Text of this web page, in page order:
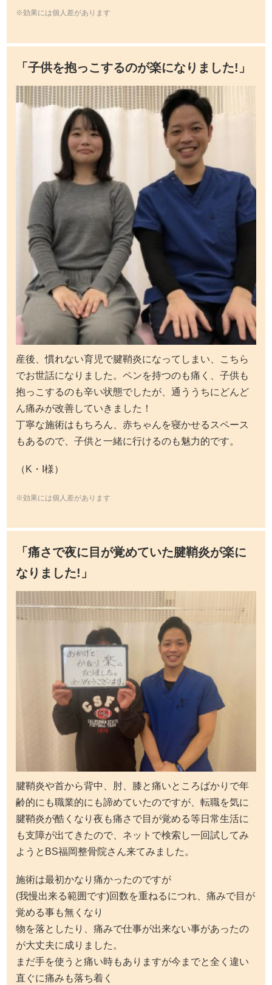
※効果には個人差があります
「子供を抱っこするのが楽になりました!」
産後、慣れない育児で腱鞘炎になってしまい、こちら
でお世話になりました。ペンを持つのも痛く、子供も
抱っこするのも辛い状態でしたが、通ううちにどんど
ん痛みが改善していきました！
丁寧な施術はもちろん、赤ちゃんを寝かせるスペース
もあるので、子供と一緒に行けるのも魅力的です。
（K・I様）
※効果には個人差があります
「痛さで夜に目が覚めていた腱鞘炎が楽に
なりました!」
腱鞘炎や首から背中、肘、膝と痛いところばかりで年
齢的にも職業的にも諦めていたのですが、転職を気に
腱鞘炎が酷くなり夜も痛さで目が覚める等日常生活に
も支障が出てきたので、ネットで検索し一回試してみ
ようとBS福岡整骨院さん来てみました。
施術は最初かなり痛かったのですが
(我慢出来る範囲です)回数を重ねるにつれ、痛みで目が
覚める事も無くなり
物を落としたり、痛みで仕事が出来ない事があったの
が大丈夫に成りました。
まだ手を使うと痛い時もありますが今までと全く違い
直ぐに痛みも落ち着く